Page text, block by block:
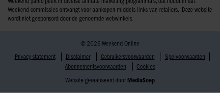
Weekend commissies ontvangt voor aankopen middels links van retailers. Deze website
wordt niet gesponsord door de genoemde webwinkels.
© 2026 Weekend Online
Privacy statement
Disclaimer Gebruikersvoorwaarden
Spelvoorwaarden
Abonnementsvoorwaarden
Cookies
Website gerealiseerd door MediaSoep